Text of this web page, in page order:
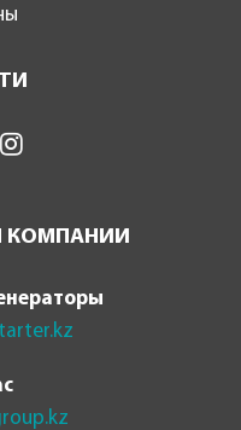
КОМПАНИИ